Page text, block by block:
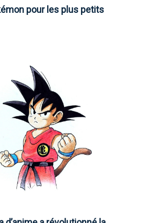
pour les plus petits